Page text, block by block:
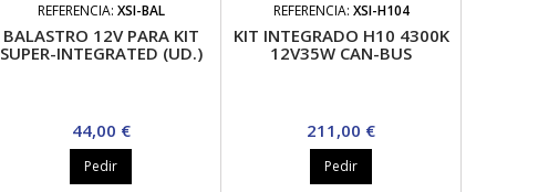
REFERENCIA: XSI-BAL
BALASTRO 12V PARA KIT
SUPER-INTEGRATED (UD.)
Precio
44,00 €
Pedir
REFERENCIA: XSI-H104
KIT INTEGRADO H10 4300K
12V35W CAN-BUS
Precio
211,00 €
Pedir